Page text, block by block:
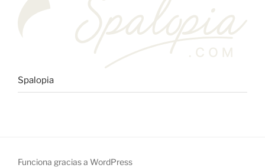
Spalopia
Funciona gracias a WordPress